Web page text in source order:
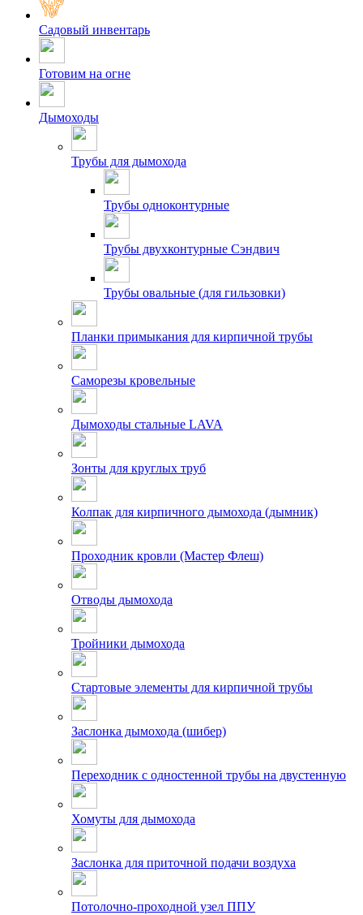
Садовый инвентарь
Готовим на огне
Дымоходы
Трубы для дымохода
Трубы одноконтурные
Трубы двухконтурные Сэндвич
Трубы овальные (для гильзовки)
Планки примыкания для кирпичной трубы
Саморезы кровельные
Дымоходы стальные LAVA
Зонты для круглых труб
Колпак для кирпичного дымохода (дымник)
Проходник кровли (Мастер Флеш)
Отводы дымохода
Тройники дымохода
Стартовые элементы для кирпичной трубы
Заслонка дымохода (шибер)
Переходник с одностенной трубы на двустенную
Хомуты для дымохода
Заслонка для приточной подачи воздуха
Потолочно-проходной узел ППУ